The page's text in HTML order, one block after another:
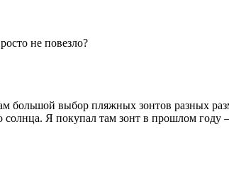
не повезло?
большой выбор пляжных зонтов разных
солнца. Я покупал там зонт в прошлом году